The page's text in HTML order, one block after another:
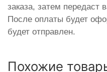
заказа, затем
После оплаты будет
будет отправлен.
Похожие